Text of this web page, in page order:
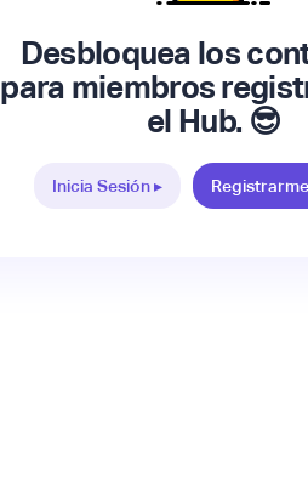
Desbloquea los
para miembros
el Hub. 😎
Inicia Sesión ▸